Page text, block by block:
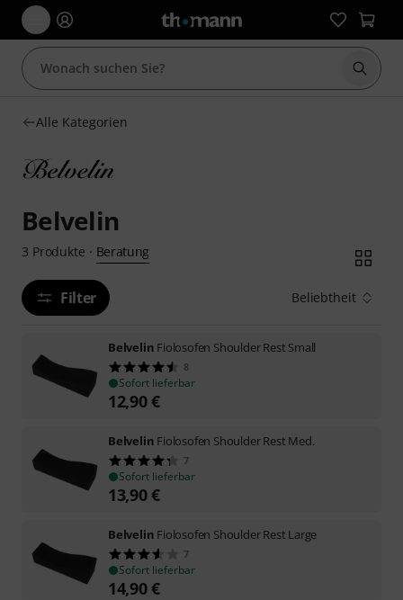
Suche
Alle Kategorien
Belvelin
3 Produkte · Beratung
Filter Beliebtheit
Belvelin Fiolosofen Shoulder Rest Small
8
Sofort lieferbar
12,90€
Belvelin Fiolosofen Shoulder Rest Med.
7
Sofort lieferbar
13,90€
Belvelin Fiolosofen Shoulder Rest Large
7
Sofort lieferbar
14,90€